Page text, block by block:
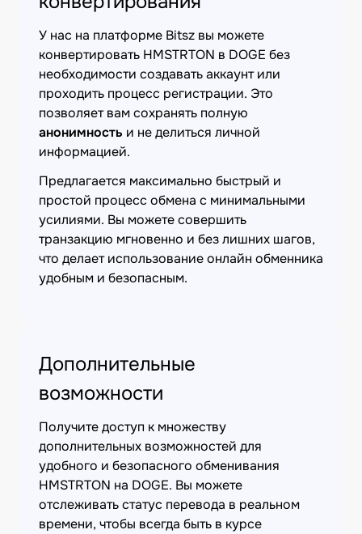
У нас на платформе Bitsz вы можете
конвертировать HMSTRTON в DOGE без
необходимости создавать аккаунт или
проходить процесс регистрации. Это
позволяет вам сохранять полную
анонимность и не делиться личной
информацией.
Предлагается максимально быстрый и
простой процесс обмена с минимальными
усилиями. Вы можете совершить
транзакцию мгновенно и без лишних шагов,
что делает использование онлайн обменника
удобным и безопасным.
Дополнительные
возможности
Получите доступ к множеству
дополнительных возможностей для
удобного и безопасного обменивания
HMSTRTON на DOGE. Вы можете
отслеживать статус перевода в реальном
времени, чтобы всегда быть в курсе